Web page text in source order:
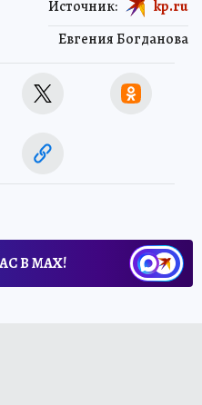
Евгения Богданова
Источник: kp.ru
В МАХ!